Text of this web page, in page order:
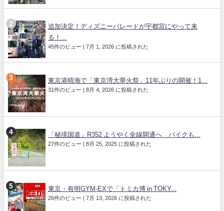
追加決定！ディズニーパレードが宇都宮にやって来
る！...
45件のビュー | 7月 1, 2026 に投稿された
東京港晴海で「東京湾大華火祭」11年ぶりの開催！1...
31件のビュー | 8月 4, 2026 に投稿された
「秘境国道」R352 ようやく全線開通へ バイクも...
27件のビュー | 8月 25, 2025 に投稿された
東京・有明GYM-EXで「トミカ博 in TOKY...
26件のビュー | 7月 13, 2026 に投稿された